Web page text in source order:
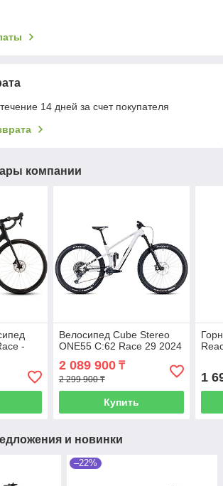
14 дней за счет покупателя
компании
-
Велосипед Cube Stereo
ONE55 C:62 Race 29 2024
2 089 900₸
2 299 900 ₸
Купить
1
и новинки
–22%